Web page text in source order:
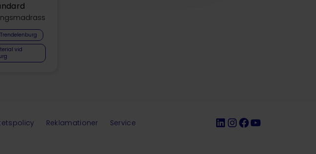
vid
LinkedIn
Instagram
Facebook
YouTube
Reklamationer Service